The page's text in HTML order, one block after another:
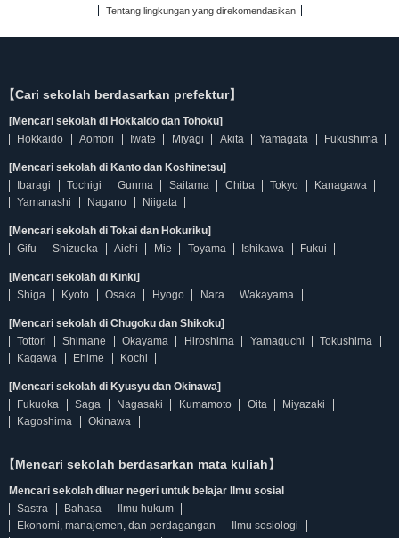
Tentang lingkungan yang direkomendasikan
【Cari sekolah berdasarkan prefektur】
[Mencari sekolah di Hokkaido dan Tohoku]
Hokkaido
Aomori Iwate Miyagi Akita Yamagata Fukushima
[Mencari sekolah di Kanto dan Koshinetsu]
Ibaragi
Tochigi Gunma Saitama Chiba Tokyo
Kanagawa
Yamanashi
Nagano Niigata
[Mencari sekolah di Tokai dan Hokuriku]
Gifu
Shizuoka Aichi Mie Toyama Ishikawa Fukui
[Mencari sekolah di Kinki]
Shiga
Kyoto Osaka Hyogo Nara Wakayama
[Mencari sekolah di Chugoku dan Shikoku]
Tottori
Shimane Okayama Hiroshima Yamaguchi
Tokushima
Kagawa
Ehime Kochi
[Mencari sekolah di Kyusyu dan Okinawa]
Fukuoka
Saga Nagasaki Kumamoto Oita
Miyazaki
Kagoshima
Okinawa
【Mencari sekolah berdasarkan mata kuliah】
Mencari sekolah diluar negeri untuk belajar Ilmu sosial
Sastra
Bahasa
Ilmu hukum
Ekonomi, manajemen, dan perdagangan
Ilmu sosiologi